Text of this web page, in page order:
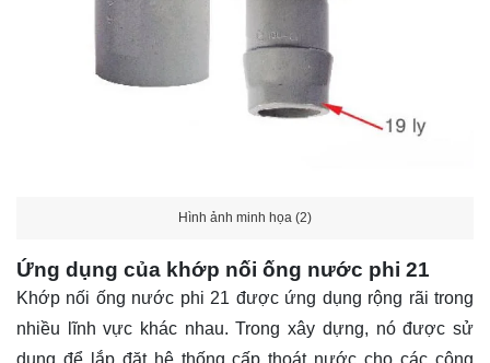
Hình ảnh minh họa (2)
Ứng dụng của khớp nối ống nước phi 21
Khớp nối ống nước phi 21 được ứng dụng rộng rãi trong
nhiều lĩnh vực khác nhau. Trong xây dựng, nó được sử
dụng để lắp đặt hệ thống cấp thoát nước cho các công